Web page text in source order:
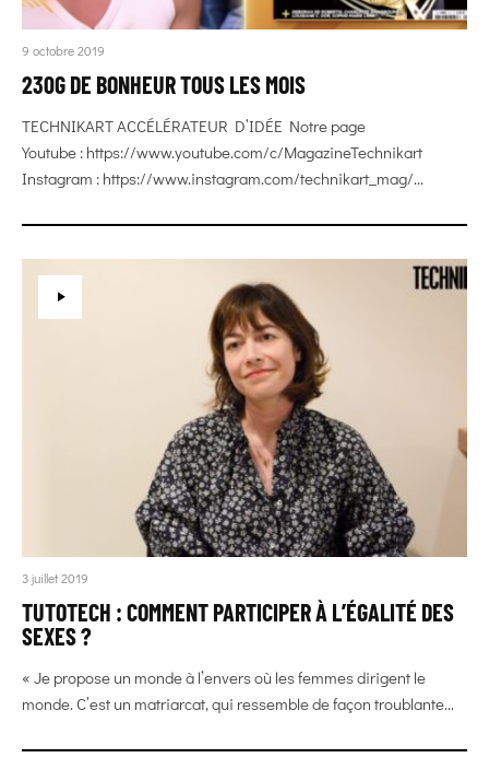
9 octobre 2019
230G DE BONHEUR TOUS LES MOIS
TECHNIKART ACCÉLÉRATEUR D’IDÉE Notre page
Youtube : https://www.youtube.com/c/MagazineTechnikart
Instagram : https://www.instagram.com/technikart_mag/...
3 juillet 2019
TUTOTECH : COMMENT PARTICIPER À L’ÉGALITÉ DES
SEXES ?
« Je propose un monde à l’envers où les femmes dirigent le
monde. C’est un matriarcat, qui ressemble de façon troublante...